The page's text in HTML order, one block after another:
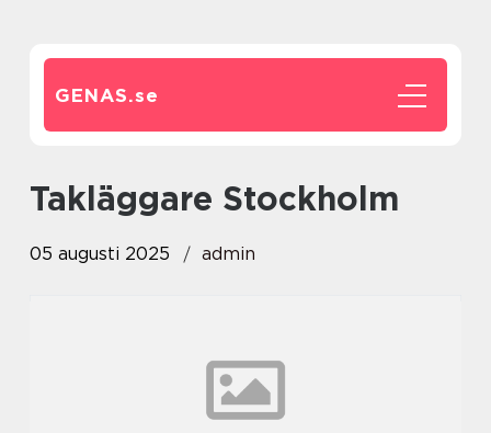
GENAS.se
Takläggare Stockholm
05 augusti 2025 admin